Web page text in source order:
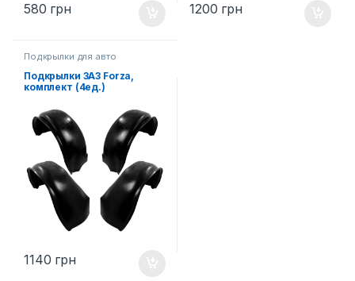
580 грн 1200 грн
Подкрылки для авто
Подкрылки ЗАЗ Forza,
комплект (4ед.)
1140 грн